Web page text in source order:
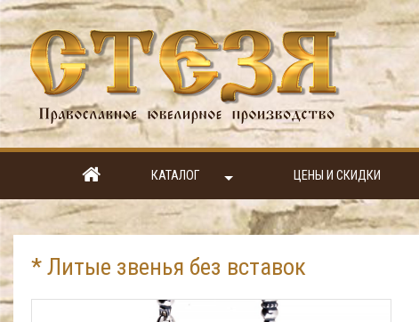
КАТАЛОГ ЦЕНЫ И СКИДКИ
* Литые звенья без вставок